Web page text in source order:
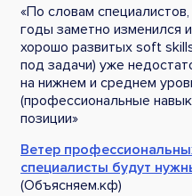
«По словам
годы заметно изменился
хорошо развитых soft
под задачи) уже
на нижнем и среднем
(профессиональные
позиции»
Ветер
специалисты будут
(Объясняем.кф)